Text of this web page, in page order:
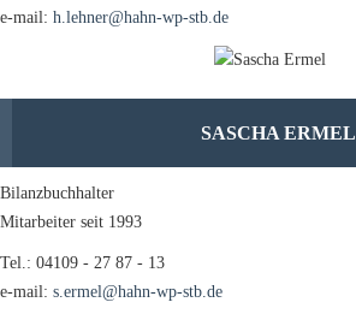
e-mail: h.lehner@hahn-wp-stb.de
SASCHA ERMEL
Bilanzbuchhalter
Mitarbeiter seit 1993
Tel.: 04109 - 27 87 - 13
e-mail: s.ermel@hahn-wp-stb.de